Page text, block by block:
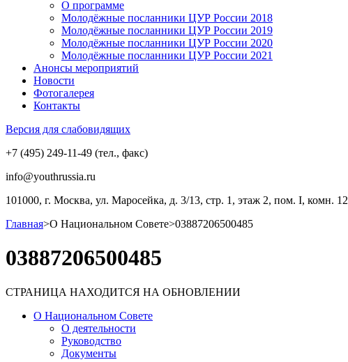
О программе
Молодёжные посланники ЦУР России 2018
Молодёжные посланники ЦУР России 2019
Молодёжные посланники ЦУР России 2020
Молодёжные посланники ЦУР России 2021
Анонсы мероприятий
Новости
Фотогалерея
Контакты
Версия для слабовидящих
+7 (495) 249-11-49 (тел., факс)
info@youthrussia.ru
101000, г. Москва, ул. Маросейка, д. 3/13, стр. 1, этаж 2, пом. I, комн. 12
Главная>О Национальном Совете>03887206500485
03887206500485
СТРАНИЦА НАХОДИТСЯ НА ОБНОВЛЕНИИ
О Национальном Совете
О деятельности
Руководство
Документы